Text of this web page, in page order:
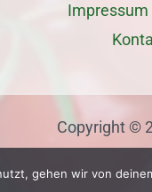
Impressum
Copyright ©
gehen wir von